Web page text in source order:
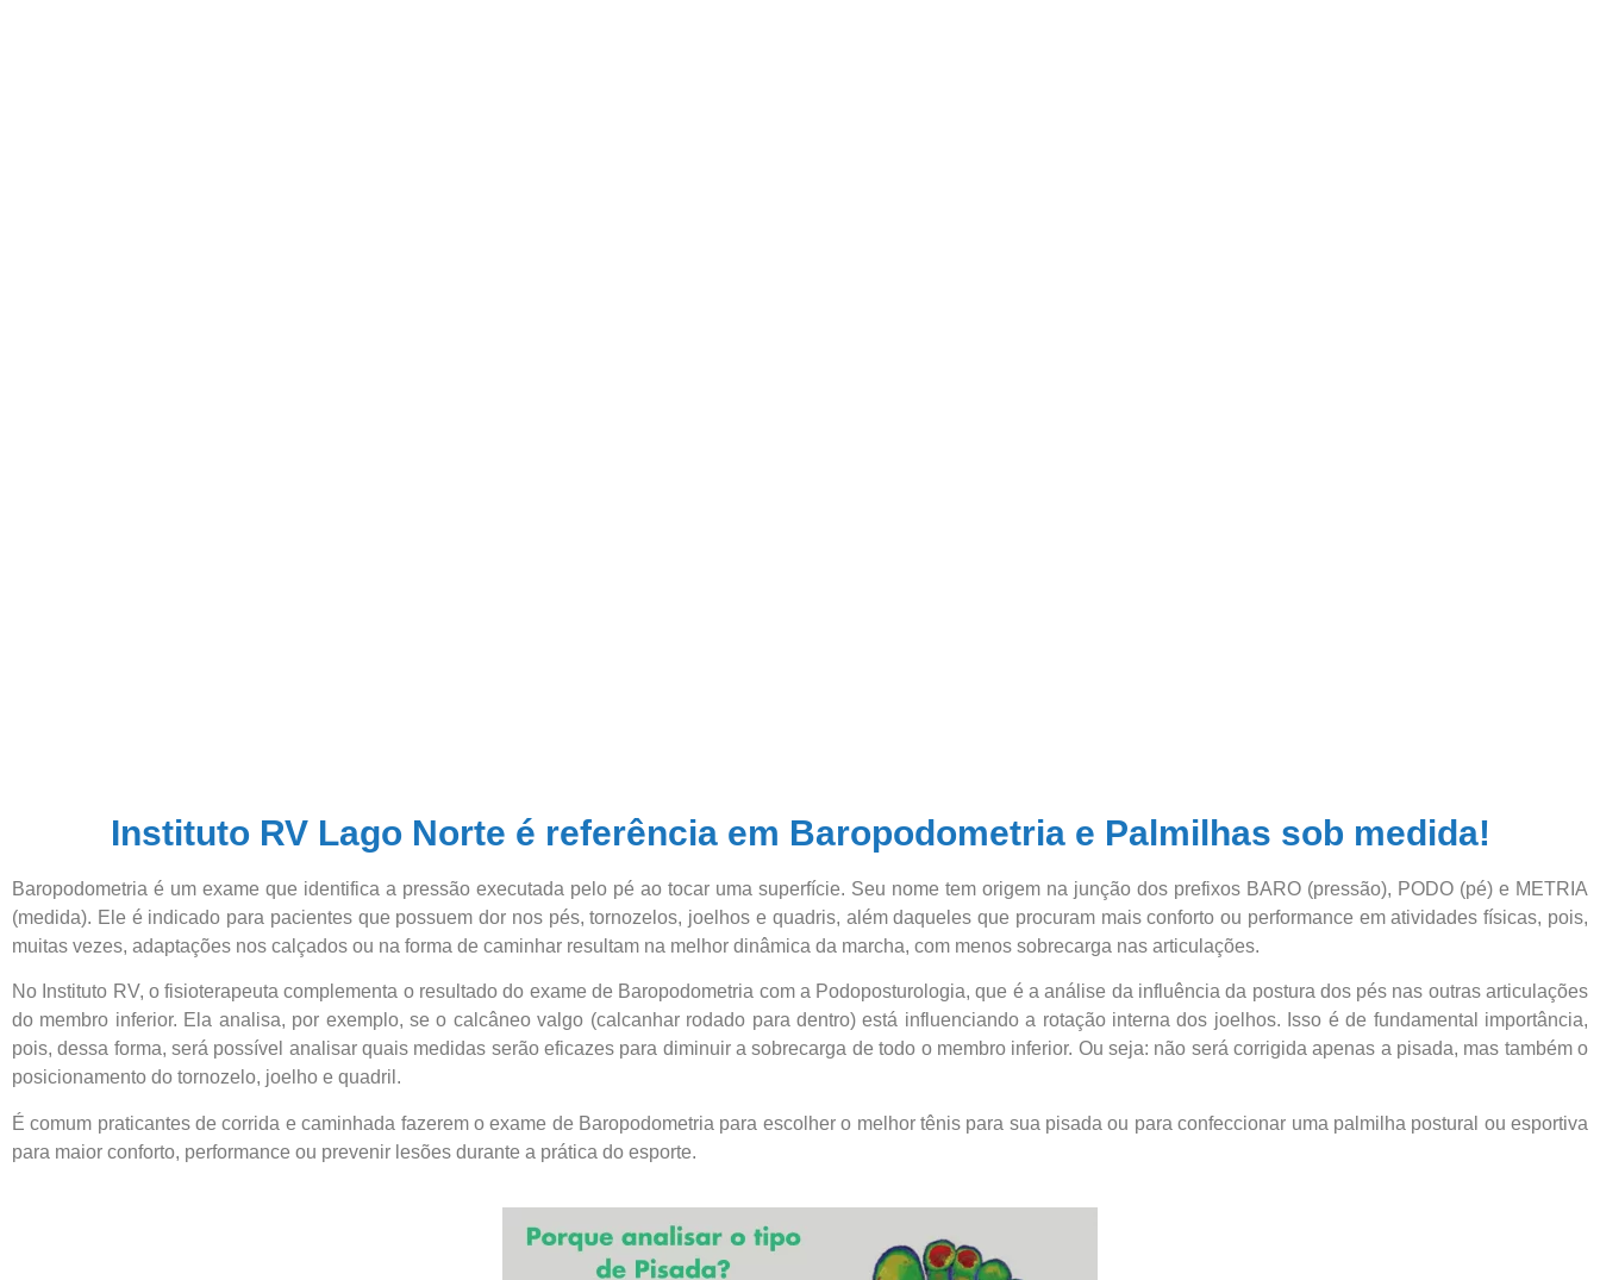
Instituto RV Lago Norte é referência em Baropodometria e Palmilhas sob medida!
Baropodometria é um exame que identifica a pressão executada pelo pé ao tocar uma superfície. Seu nome tem origem na junção dos prefixos BARO (pressão), PODO (pé) e METRIA
(medida). Ele é indicado para pacientes que possuem dor nos pés, tornozelos, joelhos e quadris, além daqueles que procuram mais conforto ou performance em atividades físicas, pois,
muitas vezes, adaptações nos calçados ou na forma de caminhar resultam na melhor dinâmica da marcha, com menos sobrecarga nas articulações.
No Instituto RV, o fisioterapeuta complementa o resultado do exame de Baropodometria com a Podoposturologia, que é a análise da influência da postura dos pés nas outras articulações
do membro inferior. Ela analisa, por exemplo, se o calcâneo valgo (calcanhar rodado para dentro) está influenciando a rotação interna dos joelhos. Isso é de fundamental importância,
pois, dessa forma, será possível analisar quais medidas serão eficazes para diminuir a sobrecarga de todo o membro inferior. Ou seja: não será corrigida apenas a pisada, mas também o
posicionamento do tornozelo, joelho e quadril.
É comum praticantes de corrida e caminhada fazerem o exame de Baropodometria para escolher o melhor tênis para sua pisada ou para confeccionar uma palmilha postural ou esportiva
para maior conforto, performance ou prevenir lesões durante a prática do esporte.